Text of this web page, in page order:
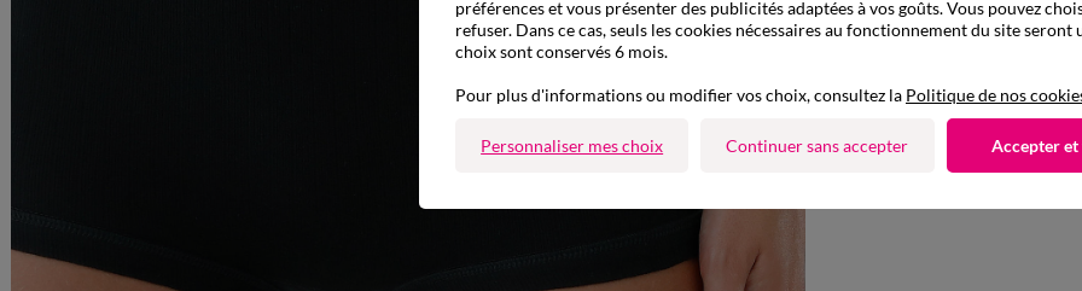
38/40 42/44 50/52
Boxer coton dentelle - lot de 2
préférences et vous présenter des publicités adaptées à vos goûts. Vous pouvez
refuser. Dans ce cas, seuls les cookies nécessaires au fonctionnement du site seront
choix sont conservés 6 mois.
Pour plus d'informations ou modifier vos choix, consultez la Politique de nos
Personnaliser mes choix Continuer sans accepter Accepter